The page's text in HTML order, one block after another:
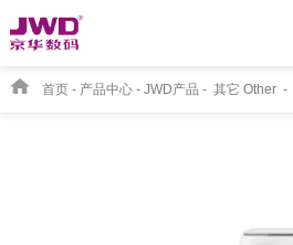
首页- 产品中心- JWD产品 - 其它 Other-